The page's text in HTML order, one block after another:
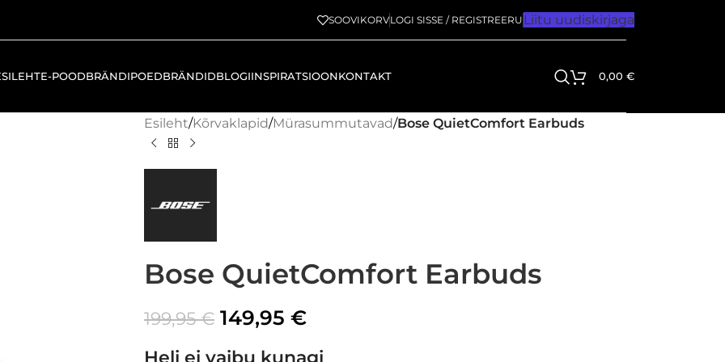
SOOVIKORVLOGI SISSE / REGISTREERU Liitu uudiskirjaga
E-POODBRÄNDIPOEDBRÄNDIDBLOGIINSPIRATSIOONKONTAKT 0,00 €
Esileht/Kõrvaklapid/Mürasummutavad/Bose QuietComfort Earbuds
Bose QuietComfort Earbuds
199,95€ 149,95 €
Heli ei vaibu kunagi